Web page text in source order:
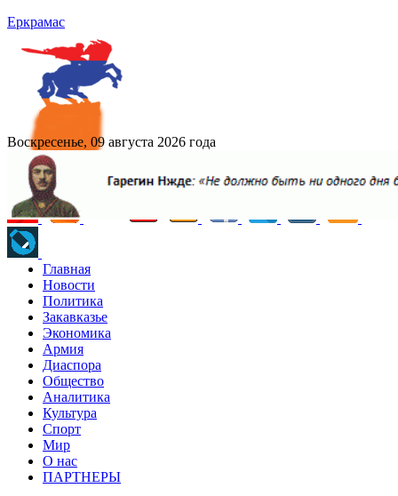
Еркрамас
Воскресенье, 09 августа 2026 года
Главная
Новости
Политика
Закавказье
Экономика
Армия
Диаспора
Общество
Аналитика
Культура
Спорт
Мир
О нас
ПАРТНЕРЫ